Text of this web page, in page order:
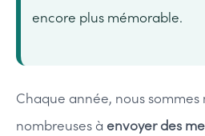
encore plus mémorable.
Chaque année, nous
nombreuses à envoyer des